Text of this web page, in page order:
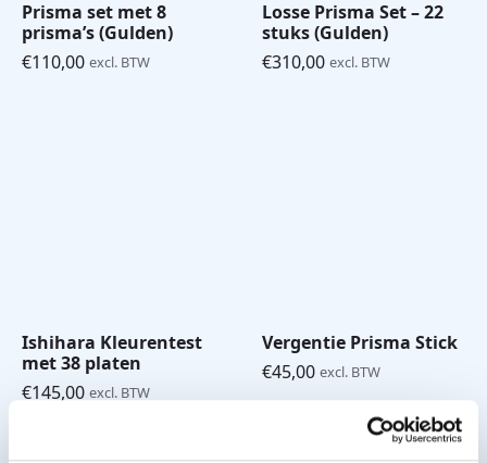
Prisma set met 8
prisma’s (Gulden)
€110,00 excl. BTW
Losse Prisma Set – 22
stuks (Gulden)
€310,00 excl. BTW
Ishihara Kleurentest
met 38 platen
€145,00 excl. BTW
Vergentie Prisma Stick
€45,00 excl. BTW